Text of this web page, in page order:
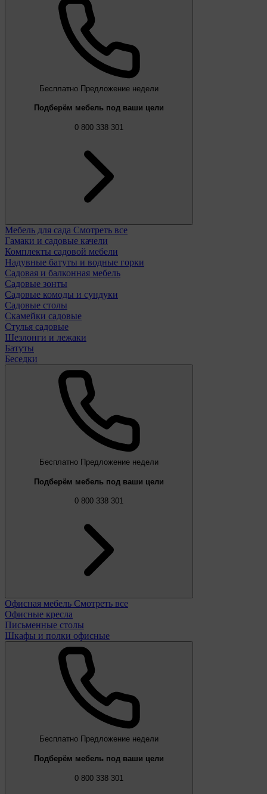
Бесплатно Предложение недели
Подберём мебель под ваши цели
0 800 338 301
Мебель для сада Смотреть все
Гамаки и садовые качели
Комплекты садовой мебели
Надувные батуты и водные горки
Садовая и балконная мебель
Садовые зонты
Садовые комоды и сундуки
Садовые столы
Скамейки садовые
Стулья садовые
Шезлонги и лежаки
Батуты
Беседки
Бесплатно Предложение недели
Подберём мебель под ваши цели
0 800 338 301
Офисная мебель Смотреть все
Офисные кресла
Письменные столы
Шкафы и полки офисные
Бесплатно Предложение недели
Подберём мебель под ваши цели
0 800 338 301